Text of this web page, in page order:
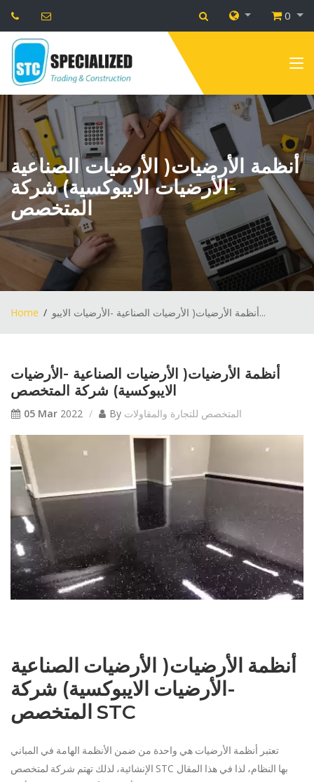
0
أنظمة الأرضيات( الأرضيات الصناعية
-الأرضيات الايبوكسية) شركة
المتخصص
Home أنظمة الأرضيات( الأرضيات الصناعية -الأرضيات الايبو...
أنظمة الأرضيات( الأرضيات الصناعية -الأرضيات
الايبوكسية) شركة المتخصص
05 Mar 2022 By المتخصص للتجارة والمقاولات
أنظمة الأرضيات( الأرضيات الصناعية
-الأرضيات الايبوكسية) شركة
STC
تعتبر أنظمة الأرضيات هي واحدة من ضمن الأنظمة الهامة في المباني
STC بها النظام، لذا في هذا المقال